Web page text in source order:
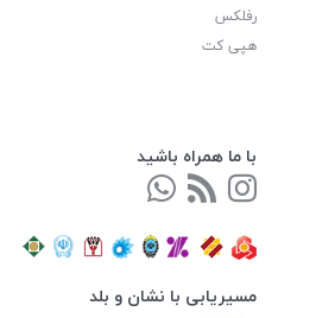
رفلکس
هپی کت
با ما همراه باشید
مسیریابی با نشان و بلد